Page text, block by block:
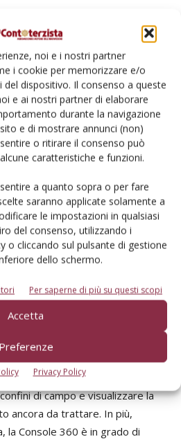
noi e i nostri partner
i cookie per memorizzare e/o
dispositivo. Il consenso a queste
e ai nostri partner di elaborare
durante la navigazione
e di mostrare annunci (non)
o ritirare il consenso può
caratteristiche e funzioni.
a quanto sopra o per fare
saranno applicate solamente a
le impostazioni in qualsiasi
del consenso, utilizzando i
o cliccando sul pulsante di gestione
dello schermo.
Per saperne di più su questi scopi
Accetta
Preferenze
Privacy Policy
la guida parallela,
copertura, tracciare i confini del
informazioni su prodotto,
In aggiunta, il Display 1800 è
i dati in formato Pdf e,
Fire 3000, è abilitato alla guida
fino a 2 cm (ovviamente con
in abbonamento). Già soltanto
per il momento propone, in Italia,
giocoforza ci concentreremo su
360, che peraltro ha un
fin qui descritti (circa tremila
notare dalla Isagri, non si
guida parallela, ma un piccolo
di realizzare il quaderno di
il lavoro e riprenderlo dallo
rifornimento di sementi o
di campo e visualizzare la
ancora da trattare. In più,
la Console 360 è in grado di